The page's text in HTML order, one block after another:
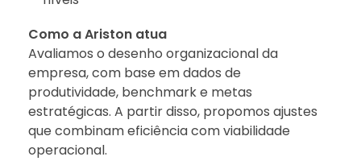
Como a Ariston atua
Avaliamos o desenho organizacional da
empresa, com base em dados de
produtividade, benchmark e metas
estratégicas. A partir disso, propomos ajustes
que combinam eficiência com viabilidade
operacional.